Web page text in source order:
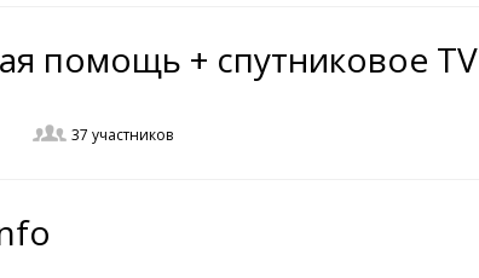
помощь + спутниковое TV
37 участников